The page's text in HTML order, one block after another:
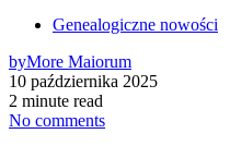
Genealogiczne nowości
byMore Maiorum
10 października 2025
2 minute read
No comments